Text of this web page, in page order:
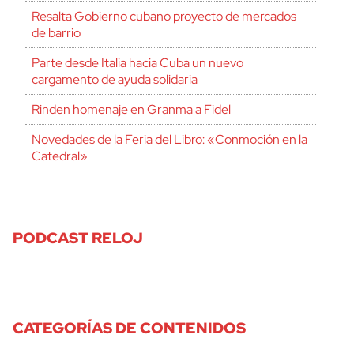
Resalta Gobierno cubano proyecto de mercados
de barrio
Parte desde Italia hacia Cuba un nuevo
cargamento de ayuda solidaria
Rinden homenaje en Granma a Fidel
Novedades de la Feria del Libro: «Conmoción en la
Catedral»
PODCAST RELOJ
CATEGORÍAS DE CONTENIDOS